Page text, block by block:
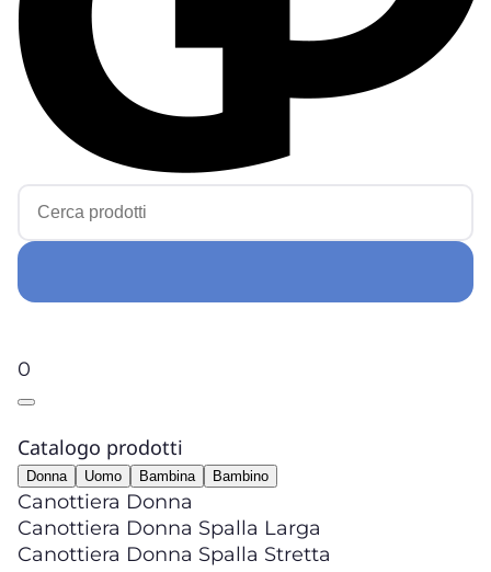
0
Catalogo prodotti
Donna Uomo Bambina Bambino
Canottiera Donna
Canottiera Donna Spalla Larga
Canottiera Donna Spalla Stretta